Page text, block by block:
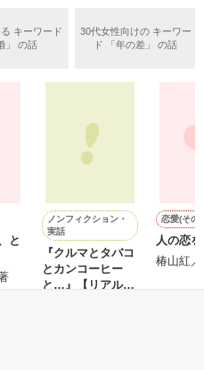
です＊
読む
鹿にされ、一人こっそり泣い
！』🐥
顔は、なぜか想像以上に甘く
リー素材です。
です。
1位でした〜良かったら読ん
キーワード
」 の話
30代女性向けの キーワー
ド 「年の差」 の話
と
ノンフィクション・
実話
『クルマとタバコ
とカンコーヒー
と…』【リアル物
恋愛(その
人の恋
椿山紅